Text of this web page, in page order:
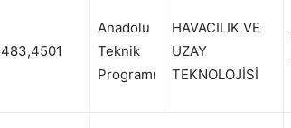
483,4501
Anadolu
Teknik
Programı
HAVACILIK VE
UZAY
TEKNOLOJİSİ